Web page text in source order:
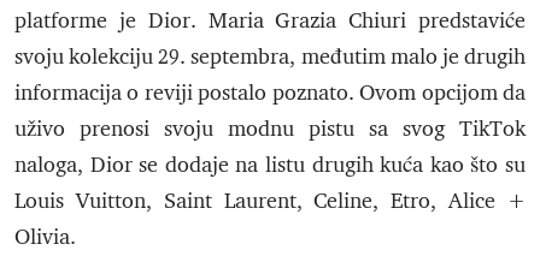
platforme je Dior. Maria Grazia Chiuri predstaviće
svoju kolekciju 29. septembra, međutim malo je drugih
informacija o reviji postalo poznato. Ovom opcijom da
uživo prenosi svoju modnu pistu sa svog TikTok
naloga, Dior se dodaje na listu drugih kuća kao što su
Louis Vuitton, Saint Laurent, Celine, Etro, Alice +
Olivia.